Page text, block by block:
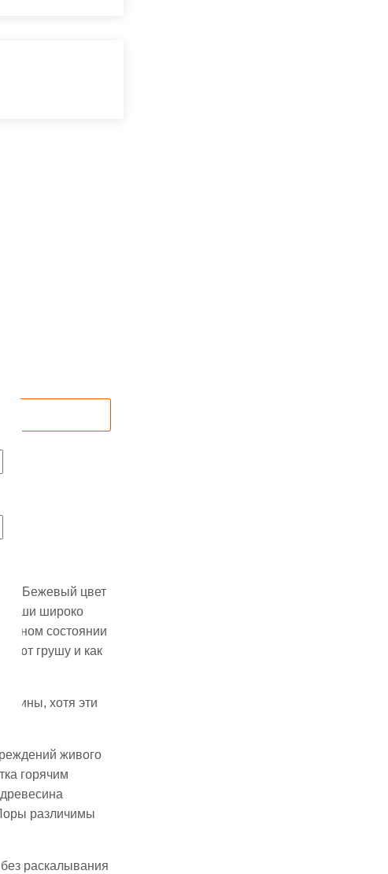
Бежевый цвет
широко
состоянии
грушу и как
хотя эти
живого
горячим
различимы
раскалывания